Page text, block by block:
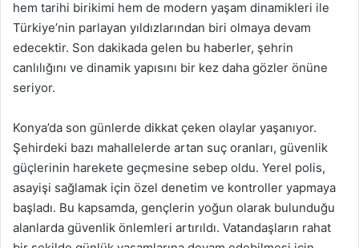
hem tarihi birikimi hem de modern yaşam dinamikleri ile
Türkiye’nin parlayan yıldızlarından biri olmaya devam
edecektir. Son dakikada gelen bu haberler, şehrin
canlılığını ve dinamik yapısını bir kez daha gözler önüne
seriyor.
Konya’da son günlerde dikkat çeken olaylar yaşanıyor.
Şehirdeki bazı mahallelerde artan suç oranları, güvenlik
güçlerinin harekete geçmesine sebep oldu. Yerel polis,
asayişi sağlamak için özel denetim ve kontroller yapmaya
başladı. Bu kapsamda, gençlerin yoğun olarak bulunduğu
alanlarda güvenlik önlemleri artırıldı. Vatandaşların rahat